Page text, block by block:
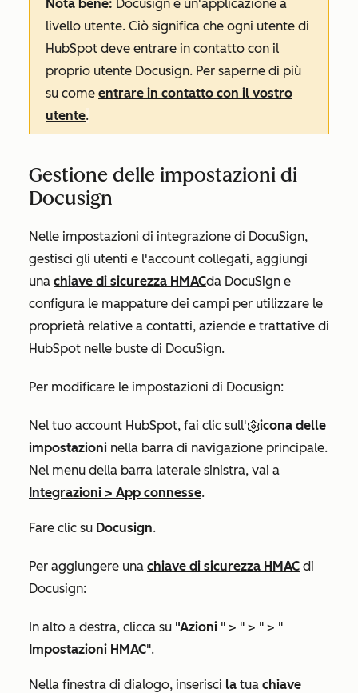
Nota bene: Docusign è un'applicazione a
livello utente. Ciò significa che ogni utente di
HubSpot deve entrare in contatto con il
proprio utente Docusign. Per saperne di più
su come entrare in contatto con il vostro
utente.
Gestione delle impostazioni di
Docusign
Nelle impostazioni di integrazione di DocuSign,
gestisci gli utenti e l'account collegati, aggiungi
una chiave di sicurezza HMACda DocuSign e
configura le mappature dei campi per utilizzare le
proprietà relative a contatti, aziende e trattative di
HubSpot nelle buste di DocuSign.
Per modificare le impostazioni di Docusign:
Nel tuo account HubSpot, fai clic sull'
icona delle
impostazioni nella barra di navigazione principale.
Nel menu della barra laterale sinistra, vai a
Integrazioni > App connesse.
Fare clic su Docusign.
Per aggiungere una chiave di sicurezza HMAC di
Docusign:
In alto a destra, clicca su "Azioni " > " > " > "
Impostazioni HMAC".
Nella finestra di dialogo, inserisci la tua chiave